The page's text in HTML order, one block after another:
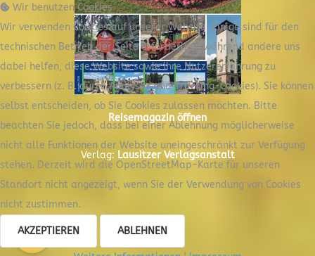
Reisemagazin öffnen
Verlag: Lausitzer Verlagsanstalt
Wir benutzen Cookies
Wir verwenden Cookies auf unserer Website. Einige sind für den
technischen Betrieb der Seite erforderlich, während andere uns
dabei helfen, diese Website sowie Ihre Nutzererfahrung zu
verbessern (z. B. durch Analyse- und Tracking-Cookies). Sie können
selbst entscheiden, ob Sie Cookies zulassen möchten. Bitte
beachten Sie jedoch, dass bei einer Ablehnung möglicherweise
nicht alle Funktionen der Website uneingeschränkt zur Verfügung
stehen. Derzeit wird die OpenStreetMap-Karte für unseren
Standort nicht angezeigt, wenn Sie der Verwendung von Cookies
nicht zustimmen.
AKZEPTIEREN ABLEHNEN